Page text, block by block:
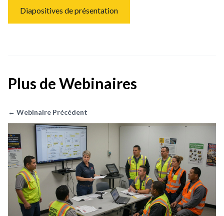
Diapositives de présentation
Plus de Webinaires
← Webinaire Précédent